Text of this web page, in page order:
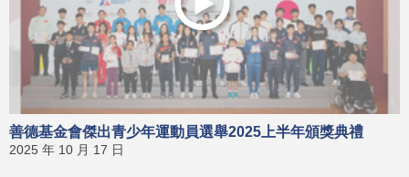
善德基金會傑出青少年運動員選舉2025上半年頒獎典禮
2025 年 10 月 17 日